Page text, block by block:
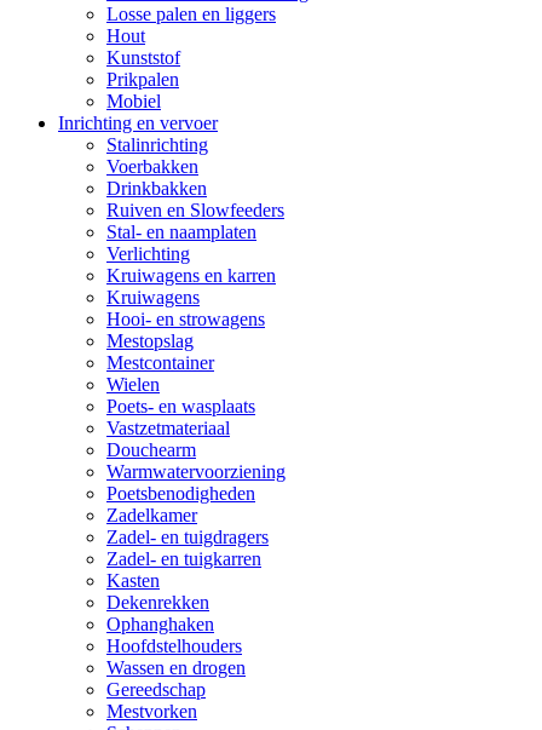
Losse palen en liggers
Hout
Kunststof
Prikpalen
Mobiel
Inrichting en vervoer
Stalinrichting
Voerbakken
Drinkbakken
Ruiven en Slowfeeders
Stal- en naamplaten
Verlichting
Kruiwagens en karren
Kruiwagens
Hooi- en strowagens
Mestopslag
Mestcontainer
Wielen
Poets- en wasplaats
Vastzetmateriaal
Douchearm
Warmwatervoorziening
Poetsbenodigheden
Zadelkamer
Zadel- en tuigdragers
Zadel- en tuigkarren
Kasten
Dekenrekken
Ophanghaken
Hoofdstelhouders
Wassen en drogen
Gereedschap
Mestvorken